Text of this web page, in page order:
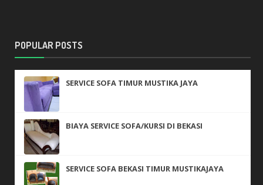
POPULAR POSTS
SERVICE SOFA TIMUR MUSTIKA JAYA
BIAYA SERVICE SOFA/KURSI DI BEKASI
SERVICE SOFA BEKASI TIMUR MUSTIKAJAYA